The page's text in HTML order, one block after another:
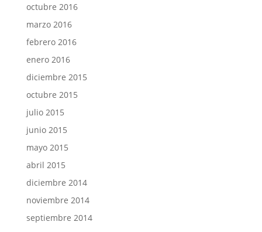
octubre 2016
marzo 2016
febrero 2016
enero 2016
diciembre 2015
octubre 2015
julio 2015
junio 2015
mayo 2015
abril 2015
diciembre 2014
noviembre 2014
septiembre 2014